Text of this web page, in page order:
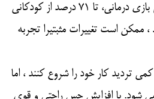
بر اساس موسسه بین المللی بازی درمانی، تا 71 درصد از كودكانی
ممكن است تغییرات مثبتیرا تجربه
تردید کار خود را شروع کنند ، اما
می شود. با افزایش حس راحتی و قوی